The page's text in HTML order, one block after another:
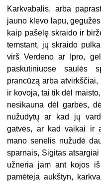
Karkvabalis, arba
jauno klevo lapu,
kaip pašėlę skraido ir
temstant, jų skraido
virš Verdeno ar Ipro,
paskutiniuose saulės
prancūzą arba
ir kovoja, tai tik dėl
nesikauna dėl garbės,
nužudytų ar kad jų
gatvės, ar kad vaikai ir
mano senelis nužudė
sparnais, Sigitas
užneria jam ant kojos
pamėtėja aukštyn,